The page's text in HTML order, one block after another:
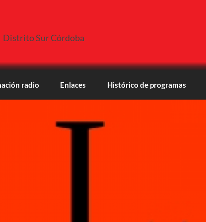
Distrito Sur Córdoba
radio Enlaces Histórico de programas